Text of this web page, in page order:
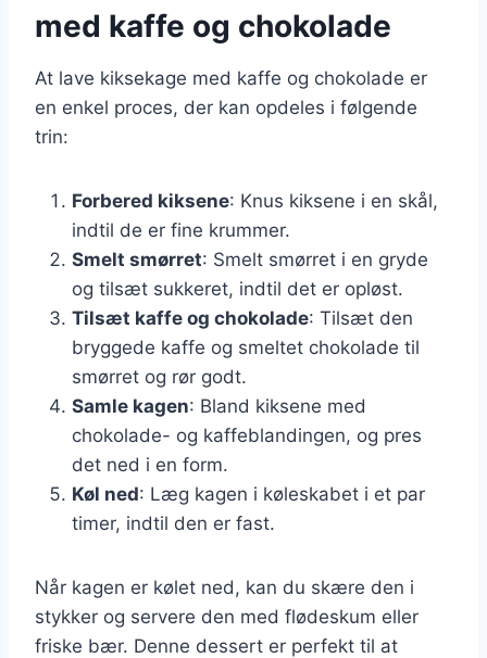
med kaffe og chokolade
At lave kiksekage med kaffe og chokolade er
en enkel proces, der kan opdeles i følgende
trin:
Forbered kiksene: Knus kiksene i en skål,
indtil de er fine krummer.
Smelt smørret: Smelt smørret i en gryde
og tilsæt sukkeret, indtil det er opløst.
Tilsæt kaffe og chokolade: Tilsæt den
bryggede kaffe og smeltet chokolade til
smørret og rør godt.
Samle kagen: Bland kiksene med
chokolade- og kaffeblandingen, og pres
det ned i en form.
Køl ned: Læg kagen i køleskabet i et par
timer, indtil den er fast.
Når kagen er kølet ned, kan du skære den i
stykker og servere den med flødeskum eller
friske bær. Denne dessert er perfekt til at